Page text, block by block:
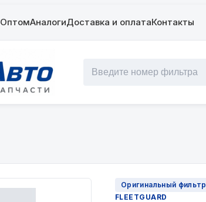
ОптомАналогиДоставка и оплатаКонтакты
Оригинальный фильтр
FLEETGUARD